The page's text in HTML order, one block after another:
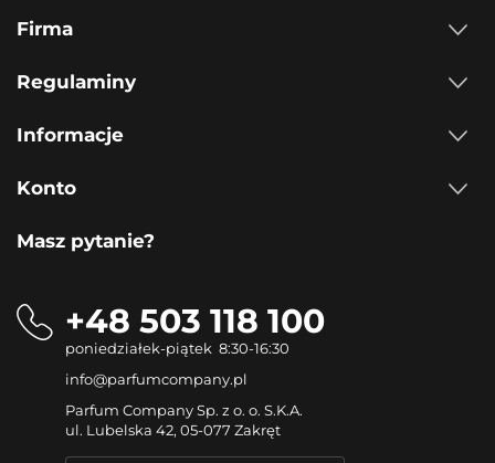
Firma
Regulaminy
Informacje
Konto
Masz pytanie?
+48 503 118 100
poniedziałek-piątek 8:30-16:30
info@parfumcompany.pl
Parfum Company Sp. z o. o. S.K.A.
ul. Lubelska 42, 05-077 Zakręt